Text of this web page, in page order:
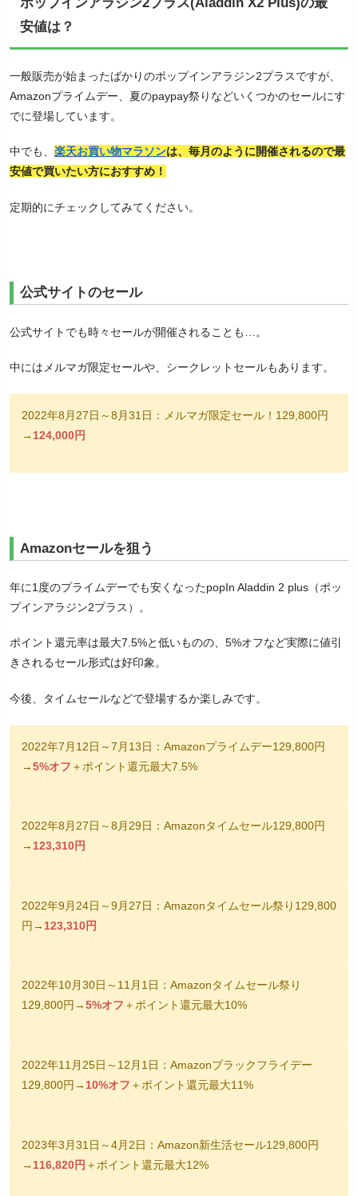
安値は？
一般販売が始まったばかりのポップインアラジン2プラスですが、
Amazonプライムデー、夏のpaypay祭りなどいくつかのセールにす
でに登場しています。
中でも、 楽天お買い物マラソンは、毎月のように開催されるので最
安値で買いたい方におすすめ！
定期的にチェックしてみてください。
公式サイトのセール
公式サイトでも時々セールが開催されることも…。
中にはメルマガ限定セールや、シークレットセールもあります。
2022年8月27日～8月31日：メルマガ限定セール！129,800円
→ 124,000円
Amazonセールを狙う
年に1度のプライムデーでも安くなったpopIn Aladdin 2 plus（ポッ
プインアラジン2プラス）。
ポイント還元率は最大7.5%と低いものの、5%オフなど実際に値引
きされるセール形式は好印象。
今後、タイムセールなどで登場するか楽しみです。
2022年7月12日～7月13日：Amazonプライムデー129,800円
→5%オフ ＋ポイント還元最大7.5%
2022年8月27日～8月29日：Amazonタイムセール129,800円
→ 123,310円
2022年9月24日～9月27日：Amazonタイムセール祭り129,800
円→ 123,310円
2022年10月30日～11月1日：Amazonタイムセール祭り
129,800円→5%オフ ＋ポイント還元最大10%
2022年11月25日～12月1日：Amazonブラックフライデー
129,800円→ 10%オフ ＋ポイント還元最大11%
2023年3月31日～4月2日：Amazon新生活セール129,800円
→ 116,820円 ＋ポイント還元最大12%